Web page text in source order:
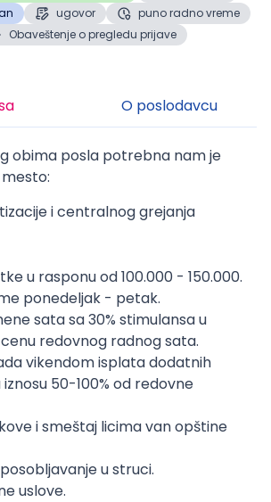
ugovor
puno radno vreme
Obaveštenje o pregledu prijave
O poslodavcu
obima posla potrebna nam je
i centralnog grejanja
u rasponu od 100.000 - 150.000.
ponedeljak - petak.
sata sa 30% stimulansa u
redovnog radnog sata.
vikendom isplata dodatnih
50-100% od redovne
i smeštaj licima van opštine
u struci.
uslove.